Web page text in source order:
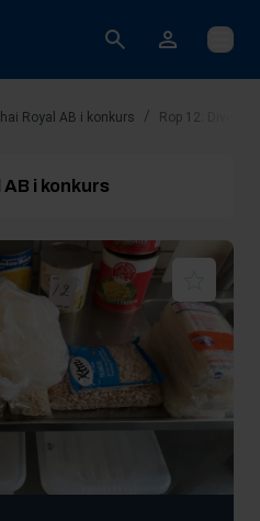
Öppna
Royal AB i konkurs / Rop 12: Diverse
AB i konkurs